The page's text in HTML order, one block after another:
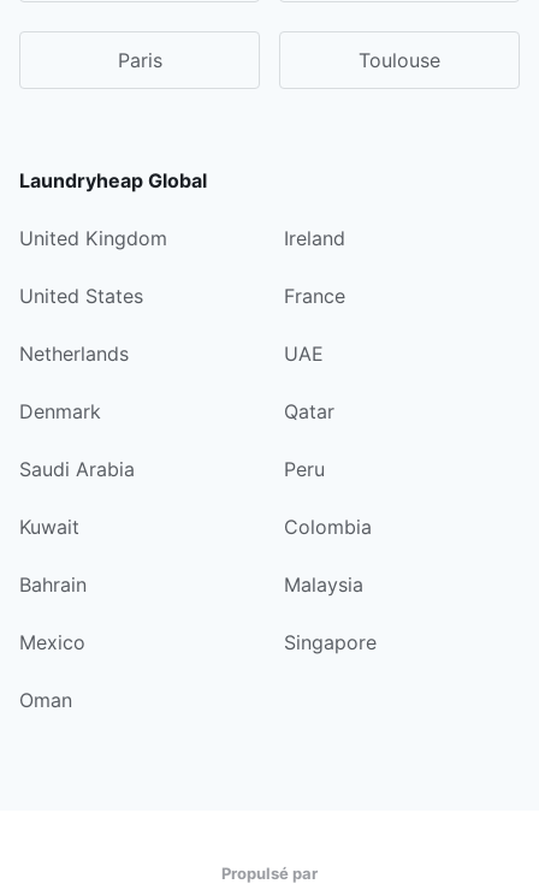
Paris Toulouse
Laundryheap Global
United Kingdom Ireland
United States France
Netherlands UAE
Denmark Qatar
Saudi Arabia Peru
Kuwait Colombia
Bahrain Malaysia
Mexico Singapore
Oman
Propulsé par